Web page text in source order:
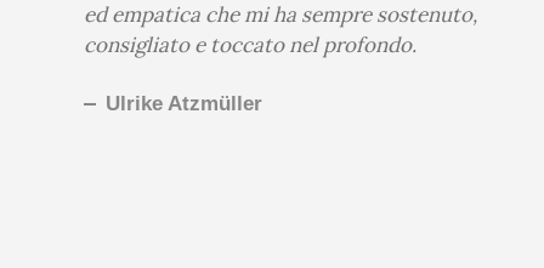
ed empatica che mi ha sempre sostenuto,
consigliato e toccato nel profondo.
Ulrike Atzmüller